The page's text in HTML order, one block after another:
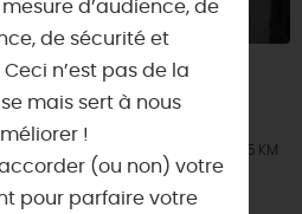
Grignon
SUR-JOUDRY À 1.5 KM
d’audience, de
de sécurité et
n’est pas de la
mais sert à nous
!
(ou non) votre
pour parfaire votre